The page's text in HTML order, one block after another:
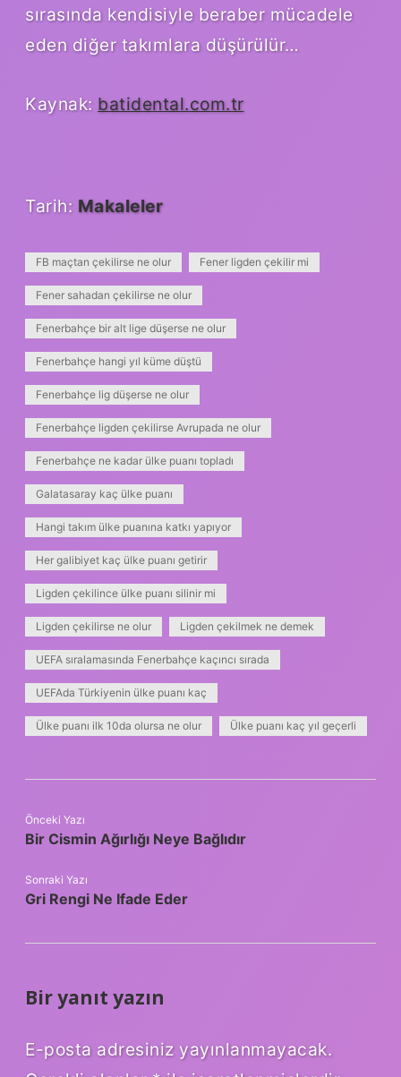
sırasında kendisiyle beraber mücadele
eden diğer takımlara düşürülür…
Kaynak: batidental.com.tr
Tarih: Makaleler
FB maçtan çekilirse ne olur Fener ligden çekilir mi
Fener sahadan çekilirse ne olur
Fenerbahçe bir alt lige düşerse ne olur
Fenerbahçe hangi yıl küme düştü
Fenerbahçe lig düşerse ne olur
Fenerbahçe ligden çekilirse Avrupada ne olur
Fenerbahçe ne kadar ülke puanı topladı
Galatasaray kaç ülke puanı
Hangi takım ülke puanına katkı yapıyor
Her galibiyet kaç ülke puanı getirir
Ligden çekilince ülke puanı silinir mi
Ligden çekilirse ne olur Ligden çekilmek ne demek
UEFA sıralamasında Fenerbahçe kaçıncı sırada
UEFAda Türkiyenin ülke puanı kaç
Ülke puanı ilk 10da olursa ne olur Ülke puanı kaç yıl geçerli
Önceki Yazı
Bir Cismin Ağırlığı Neye Bağlıdır
Sonraki Yazı
Gri Rengi Ne Ifade Eder
Bir yanıt yazın
E-posta adresiniz yayınlanmayacak.